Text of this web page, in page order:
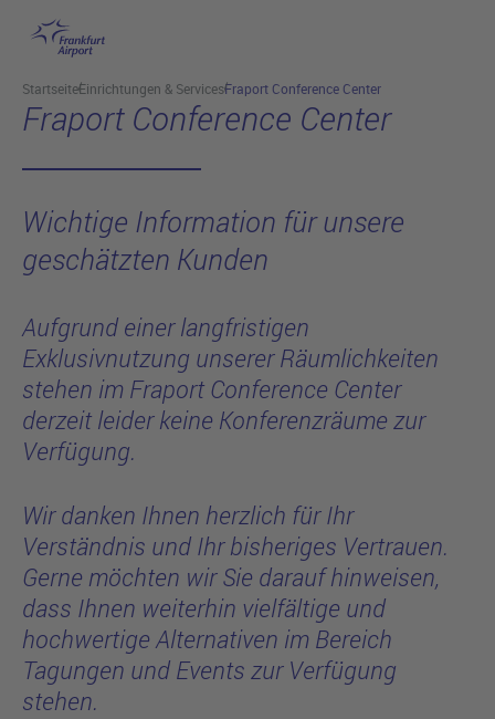
Hauptinhalt anspringen
StartseiteEinrichtungen & ServicesFraport Conference Center
Fraport Conference Center
Wichtige Information für unsere
geschätzten Kunden
Aufgrund einer langfristigen
Exklusivnutzung unserer Räumlichkeiten
stehen im Fraport Conference Center
derzeit leider keine Konferenzräume zur
Verfügung.
Wir danken Ihnen herzlich für Ihr
Verständnis und Ihr bisheriges Vertrauen.
Gerne möchten wir Sie darauf hinweisen,
dass Ihnen weiterhin vielfältige und
hochwertige Alternativen im Bereich
Tagungen und Events zur Verfügung
stehen.